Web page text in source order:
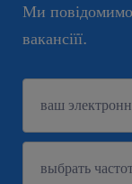
Ми повідомимо
вакансіїї.